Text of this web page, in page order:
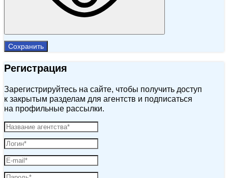
Сохранить
Регистрация
Зарегистрируйтесь на сайте, чтобы получить доступ
к закрытым разделам для агентств и подписаться
на профильные рассылки.